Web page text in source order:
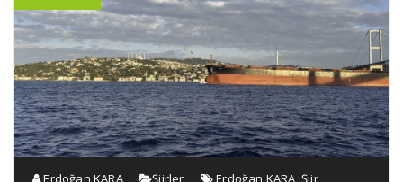
Erdoğan KARA Şiirler Erdoğan KARA,Şiir